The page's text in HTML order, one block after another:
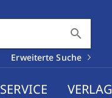
search
Erweiterte Suche
SERVICE VERLAG